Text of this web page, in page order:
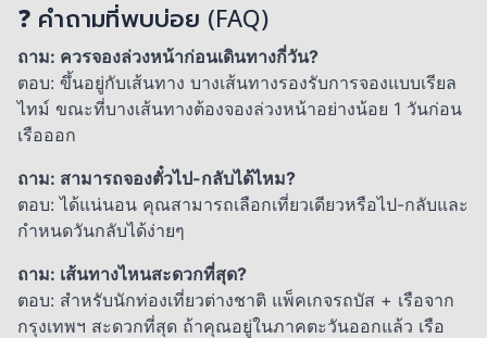
❓ คำถามที่พบบ่อย (FAQ)
ถาม: ควรจองล่วงหน้าก่อนเดินทางกี่วัน?
ตอบ: ขึ้นอยู่กับเส้นทาง บางเส้นทางรองรับการจองแบบเรียล
ไทม์ ขณะที่บางเส้นทางต้องจองล่วงหน้าอย่างน้อย 1 วันก่อน
เรือออก
ถาม: สามารถจองตั๋วไป-กลับได้ไหม?
ตอบ: ได้แน่นอน คุณสามารถเลือกเที่ยวเดียวหรือไป-กลับและ
กำหนดวันกลับได้ง่ายๆ
ถาม: เส้นทางไหนสะดวกที่สุด?
ตอบ: สำหรับนักท่องเที่ยวต่างชาติ แพ็คเกจรถบัส + เรือจาก
กรุงเทพฯ สะดวกที่สุด ถ้าคุณอยู่ในภาคตะวันออกแล้ว เรือ